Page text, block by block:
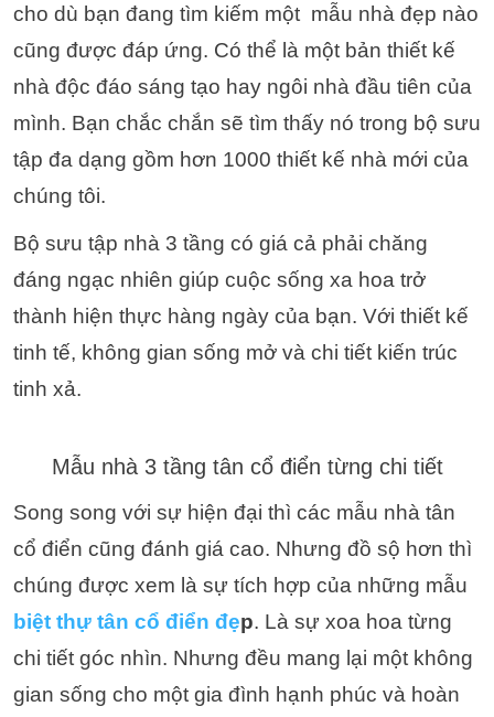
cho dù bạn đang tìm kiếm một mẫu nhà đẹp nào
cũng được đáp ứng. Có thể là một bản thiết kế
nhà độc đáo sáng tạo hay ngôi nhà đầu tiên của
mình. Bạn chắc chắn sẽ tìm thấy nó trong bộ sưu
tập đa dạng gồm hơn 1000 thiết kế nhà mới của
chúng tôi.
Bộ sưu tập nhà 3 tầng có giá cả phải chăng
đáng ngạc nhiên giúp cuộc sống xa hoa trở
thành hiện thực hàng ngày của bạn. Với thiết kế
tinh tế, không gian sống mở và chi tiết kiến trúc
tinh xả.
Mẫu nhà 3 tầng tân cổ điển từng chi tiết
Song song với sự hiện đại thì các mẫu nhà tân
cổ điển cũng đánh giá cao. Nhưng đồ sộ hơn thì
chúng được xem là sự tích hợp của những mẫu
biệt thự tân cổ điển đẹp. Là sự xoa hoa từng
chi tiết góc nhìn. Nhưng đều mang lại một không
gian sống cho một gia đình hạnh phúc và hoàn